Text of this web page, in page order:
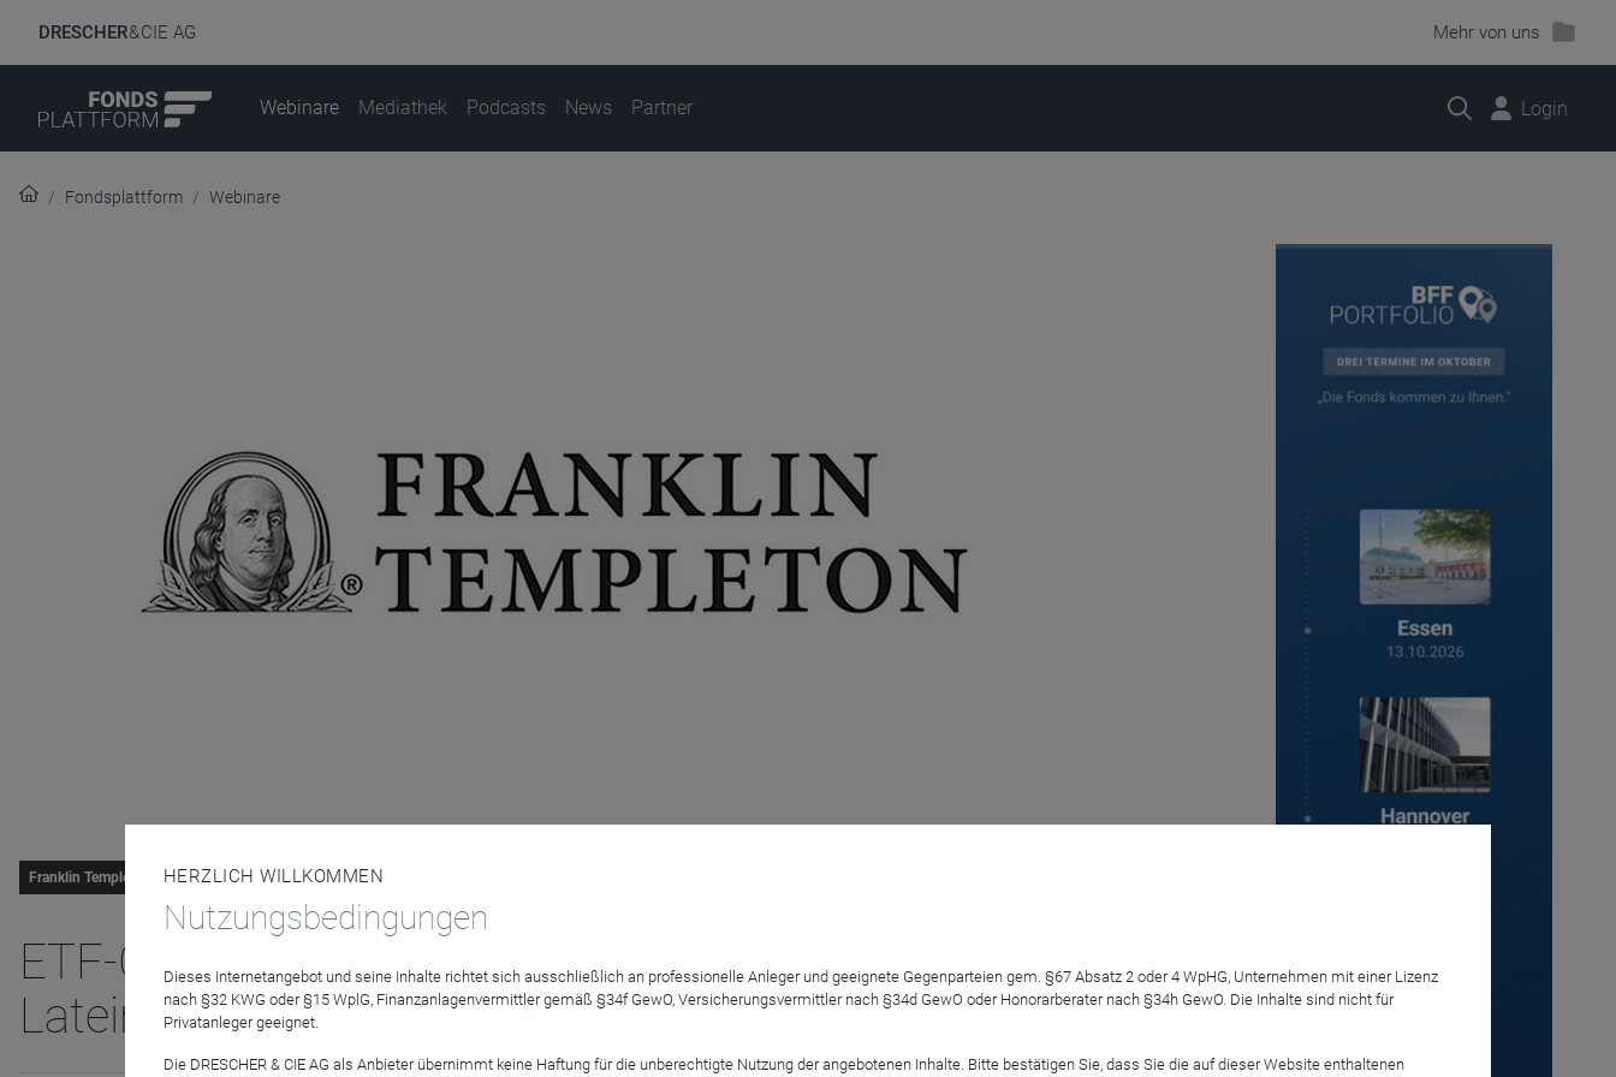
DRESCHER& CIE AG Mehr von uns
Suche Login
Webinare Mediathek Podcasts News Partner
Fondsplattform Webinare
Franklin Templeton
ETF-Corner: Brasilien – Chancen und Risiken des Riesen
Lateinamerikas
HERZLICH WILLKOMMEN
Nutzungsbedingungen
Dieses Internetangebot und seine Inhalte richtet sich ausschließlich an professionelle Anleger und geeignete Gegenparteien gem. §67 Absatz 2 oder 4 WpHG, Unternehmen mit einer Lizenz
nach §32 KWG oder §15 WplG, Finanzanlagenvermittler gemäß §34f GewO, Versicherungsvermittler nach §34d GewO oder Honorarberater nach §34h GewO. Die Inhalte sind nicht für
Privatanleger geeignet.
Die DRESCHER & CIE AG als Anbieter übernimmt keine Haftung für die unberechtigte Nutzung der angebotenen Inhalte. Bitte bestätigen Sie, dass Sie die auf dieser Website enthaltenen